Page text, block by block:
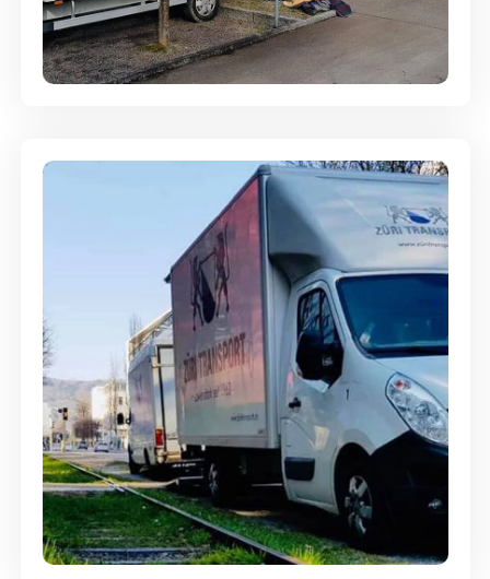
Entsorgung & Räumung
Ein- und Auspackservice